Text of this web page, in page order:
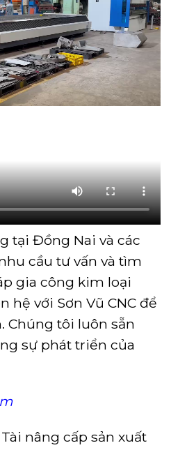
tại Đồng Nai và các
cầu tư vấn và tìm
gia công kim loại
hệ với Sơn Vũ CNC để
Chúng tôi luôn sẵn
sự phát triển của
nâng cấp sản xuất